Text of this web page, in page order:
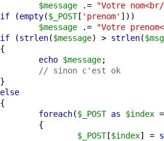
$message .=
"Votre
if (empty($_POST[ 'prenom' ]))
$message .=
"Votre
if (strlen($message) > strlen(
{
echo $message;
// sinon c'est ok
}
else
{
foreach($_POST as $index
{
$_POST[$index] =